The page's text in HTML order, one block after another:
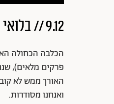
9.12 // בלואי קצרצרים // Bluey Shorts
הכלבה הכחולה
פרקים מלאים),
האורך ממש לא
ואנחנו מסודרות.